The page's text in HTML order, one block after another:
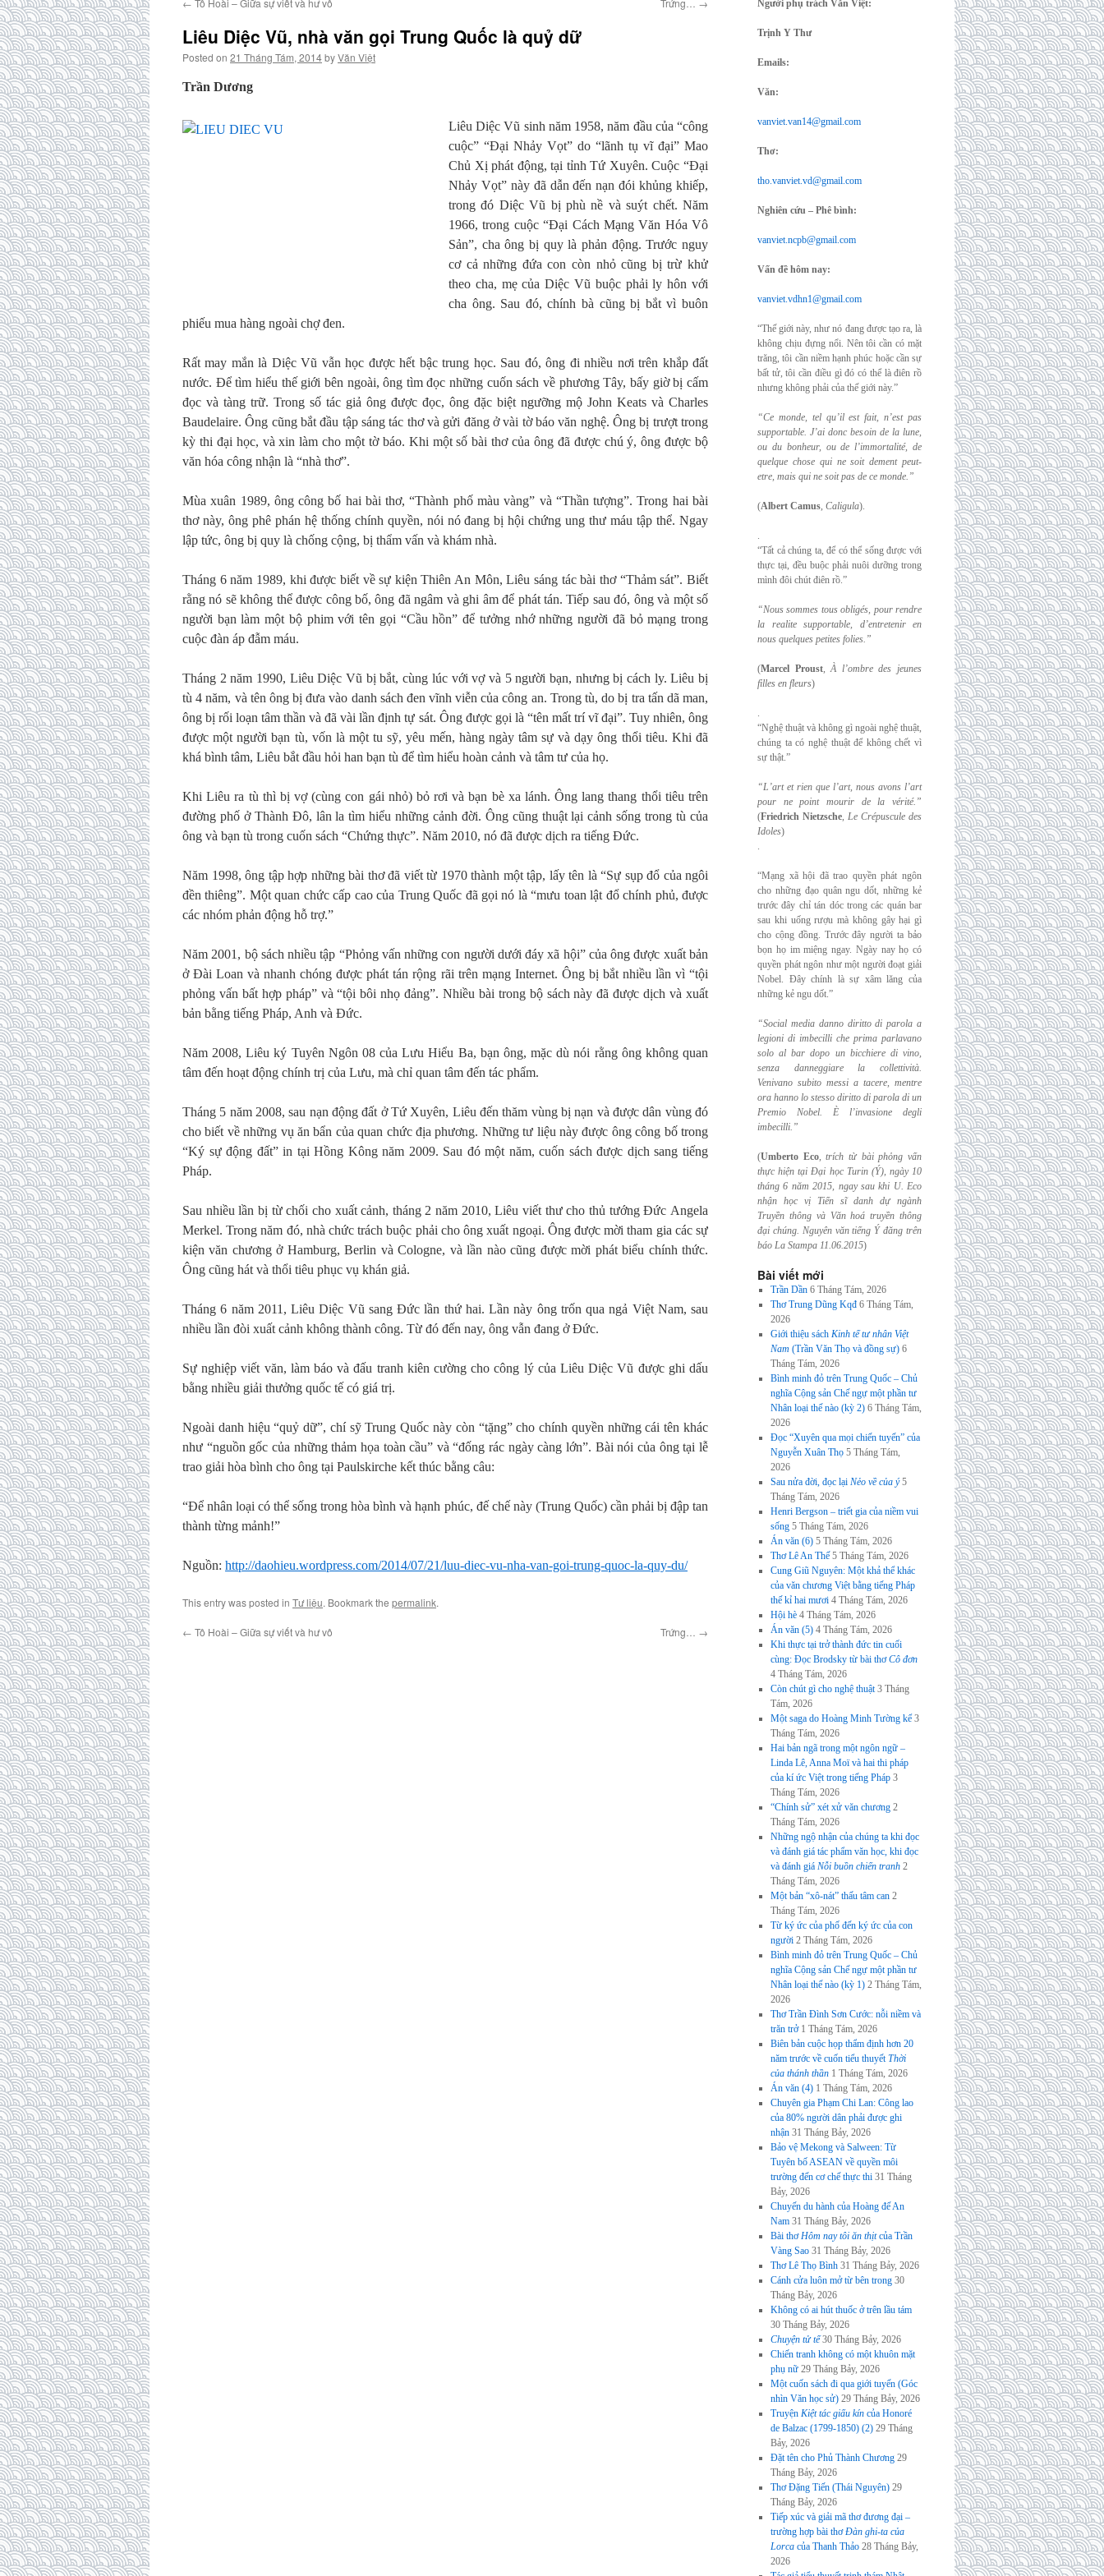
← Tô Hoài – Giữa sự viết và hư vô Trứng… →
Liêu Diệc Vũ, nhà văn gọi Trung Quốc là quỷ dữ
Posted on 21 Tháng Tám, 2014byVăn Việt
Trần Dương
Liêu Diệc Vũ sinh năm 1958, năm đầu của “công
cuộc” “Đại Nhảy Vọt” do “lãnh tụ vĩ đại” Mao
Chủ Xị phát động, tại tỉnh Tứ Xuyên. Cuộc “Đại
Nhảy Vọt” này đã dẫn đến nạn đói khủng khiếp,
trong đó Diệc Vũ bị phù nề và suýt chết. Năm
1966, trong cuộc “Đại Cách Mạng Văn Hóa Vô
Sản”, cha ông bị quy là phản động. Trước nguy
cơ cả những đứa con còn nhỏ cũng bị trừ khử
theo cha, mẹ của Diệc Vũ buộc phải ly hôn với
cha ông. Sau đó, chính bà cũng bị bắt vì buôn
phiếu mua hàng ngoài chợ đen.
Rất may mắn là Diệc Vũ vẫn học được hết bậc trung học. Sau đó, ông đi nhiều nơi trên khắp đất
nước. Để tìm hiểu thế giới bên ngoài, ông tìm đọc những cuốn sách về phương Tây, bấy giờ bị cấm
đọc và tàng trữ. Trong số tác giả ông được đọc, ông đặc biệt ngưỡng mộ John Keats và Charles
Baudelaire. Ông cũng bắt đầu tập sáng tác thơ và gửi đăng ở vài tờ báo văn nghệ. Ông bị trượt trong
kỳ thi đại học, và xin làm cho một tờ báo. Khi một số bài thơ của ông đã được chú ý, ông được bộ
văn hóa công nhận là “nhà thơ”.
Mùa xuân 1989, ông công bố hai bài thơ, “Thành phố màu vàng” và “Thần tượng”. Trong hai bài
thơ này, ông phê phán hệ thống chính quyền, nói nó đang bị hội chứng ung thư máu tập thể. Ngay
lập tức, ông bị quy là chống cộng, bị thẩm vấn và khám nhà.
Tháng 6 năm 1989, khi được biết về sự kiện Thiên An Môn, Liêu sáng tác bài thơ “Thảm sát”. Biết
rằng nó sẽ không thể được công bố, ông đã ngâm và ghi âm để phát tán. Tiếp sau đó, ông và một số
người bạn làm một bộ phim với tên gọi “Cầu hồn” để tưởng nhớ những người đã bỏ mạng trong
cuộc đàn áp đẫm máu.
Tháng 2 năm 1990, Liêu Diệc Vũ bị bắt, cùng lúc với vợ và 5 người bạn, nhưng bị cách ly. Liêu bị
tù 4 năm, và tên ông bị đưa vào danh sách đen vĩnh viễn của công an. Trong tù, do bị tra tấn dã man,
ông bị rối loạn tâm thần và đã vài lần định tự sát. Ông được gọi là “tên mất trí vĩ đại”. Tuy nhiên, ông
được một người bạn tù, vốn là một tu sỹ, yêu mến, hàng ngày tâm sự và dạy ông thổi tiêu. Khi đã
khá bình tâm, Liêu bắt đầu hỏi han bạn tù để tìm hiểu hoàn cảnh và tâm tư của họ.
Khi Liêu ra tù thì bị vợ (cùng con gái nhỏ) bỏ rơi và bạn bè xa lánh. Ông lang thang thổi tiêu trên
đường phố ở Thành Đô, lân la tìm hiểu những cảnh đời. Ông cũng thuật lại cảnh sống trong tù của
ông và bạn tù trong cuốn sách “Chứng thực”. Năm 2010, nó đã được dịch ra tiếng Đức.
Năm 1998, ông tập hợp những bài thơ đã viết từ 1970 thành một tập, lấy tên là “Sự sụp đổ của ngôi
đền thiêng”. Một quan chức cấp cao của Trung Quốc đã gọi nó là “mưu toan lật đổ chính phủ, được
các nhóm phản động hỗ trợ.”
Năm 2001, bộ sách nhiều tập “Phỏng vấn những con người dưới đáy xã hội” của ông được xuất bản
ở Đài Loan và nhanh chóng được phát tán rộng rãi trên mạng Internet. Ông bị bắt nhiều lần vì “tội
phỏng vấn bất hợp pháp” và “tội bôi nhọ đảng”. Nhiều bài trong bộ sách này đã được dịch và xuất
bản bằng tiếng Pháp, Anh và Đức.
Năm 2008, Liêu ký Tuyên Ngôn 08 của Lưu Hiểu Ba, bạn ông, mặc dù nói rằng ông không quan
tâm đến hoạt động chính trị của Lưu, mà chỉ quan tâm đến tác phẩm.
Tháng 5 năm 2008, sau nạn động đất ở Tứ Xuyên, Liêu đến thăm vùng bị nạn và được dân vùng đó
cho biết về những vụ ăn bẩn của quan chức địa phương. Những tư liệu này được ông công bố trong
“Ký sự động đất” in tại Hồng Kông năm 2009. Sau đó một năm, cuốn sách được dịch sang tiếng
Pháp.
Sau nhiều lần bị từ chối cho xuất cảnh, tháng 2 năm 2010, Liêu viết thư cho thủ tướng Đức Angela
Merkel. Trong năm đó, nhà chức trách buộc phải cho ông xuất ngoại. Ông được mời tham gia các sự
kiện văn chương ở Hamburg, Berlin và Cologne, và lần nào cũng được mời phát biểu chính thức.
Ông cũng hát và thổi tiêu phục vụ khán giả.
Tháng 6 năm 2011, Liêu Diệc Vũ sang Đức lần thứ hai. Lần này ông trốn qua ngả Việt Nam, sau
nhiều lần đòi xuất cảnh không thành công. Từ đó đến nay, ông vẫn đang ở Đức.
Sự nghiệp viết văn, làm báo và đấu tranh kiên cường cho công lý của Liêu Diệc Vũ được ghi dấu
bằng nhiều giải thưởng quốc tế có giá trị.
Ngoài danh hiệu “quỷ dữ”, chí sỹ Trung Quốc này còn “tặng” cho chính quyền những cái tên khác
như “nguồn gốc của những thảm họa toàn cầu” và “đống rác ngày càng lớn”. Bài nói của ông tại lễ
trao giải hòa bình cho ông tại Paulskirche kết thúc bằng câu:
“Để nhân loại có thể sống trong hòa bình và hạnh phúc, đế chế này (Trung Quốc) cần phải bị đập tan
thành từng mảnh!”
Nguồn: http://daohieu.wordpress.com/2014/07/21/luu-diec-vu-nha-van-goi-trung-quoc-la-quy-du/
This entry was posted in Tư liệu. Bookmark the permalink.
← Tô Hoài – Giữa sự viết và hư vô Trứng… →
Người phụ trách Văn Việt:
Trịnh Y Thư
Emails:
Văn:
vanviet.van14@gmail.com
Thơ:
tho.vanviet.vd@gmail.com
Nghiên cứu – Phê bình:
vanviet.ncpb@gmail.com
Vấn đề hôm nay:
vanviet.vdhn1@gmail.com
“Thế giới này, như nó đang được tạo ra, là
không chịu đựng nổi. Nên tôi cần có mặt
trăng, tôi cần niềm hạnh phúc hoặc cần sự
bất tử, tôi cần điều gì đó có thể là điên rồ
nhưng không phải của thế giới này.”
“Ce monde, tel qu’il est fait, n’est pas
supportable. J’ai donc besoin de la lune,
ou du bonheur, ou de l’immortalité, de
quelque chose qui ne soit dement peut-
etre, mais qui ne soit pas de ce monde.”
(Albert Camus, Caligula).
.
“Tất cả chúng ta, để có thể sống được với
thực tại, đều buộc phải nuôi dưỡng trong
mình đôi chút điên rồ.”
“Nous sommes tous obligés, pour rendre
la realite supportable, d’entretenir en
nous quelques petites folies.”
(Marcel Proust,À l’ombre des jeunes
filles en fleurs)
.
“Nghệ thuật và không gì ngoài nghệ thuật,
chúng ta có nghệ thuật để không chết vì
sự thật.”
“L’art et rien que l’art, nous avons l’art
pour ne point mourir de la vérité.”
(Friedrich Nietzsche, Le Crépuscule des
Idoles)
.
“Mạng xã hội đã trao quyền phát ngôn
cho những đạo quân ngu dốt, những kẻ
trước đây chỉ tán dóc trong các quán bar
sau khi uống rượu mà không gây hại gì
cho cộng đồng. Trước đây người ta bảo
bọn họ im miệng ngay. Ngày nay họ có
quyền phát ngôn như một người đoạt giải
Nobel. Đây chính là sự xâm lăng của
những kẻ ngu dốt.”
“Social media danno diritto di parola a
legioni di imbecilli che prima parlavano
solo albar dopo un bicchiere di vino,
senza danneggiare la collettività.
Venivano subito messi a tacere, mentre
ora hanno lo stesso diritto di parola di un
Premio Nobel. È l’invasione degli
imbecilli.”
(Umberto Eco,trích từ bài phỏng vấn
thực hiện tại Đại học Turin (Ý), ngày 10
tháng 6 năm 2015, ngay sau khi U. Eco
nhận học vị Tiến sĩ danh dự ngành
Truyền thông và Văn hoá truyền thông
đại chúng. Nguyên văn tiếng Ý đăng trên
báo La Stampa 11.06.2015)
Bài viết mới
Trần Dần 6 Tháng Tám, 2026
Thơ Trung Dũng Kqđ 6 Tháng Tám,
2026
Giới thiệu sách Kinh tế tư nhân Việt
Nam (Trần Văn Thọ và đồng sự) 6
Tháng Tám, 2026
Bình minh đỏ trên Trung Quốc – Chủ
nghĩa Cộng sản Chế ngự một phần tư
Nhân loại thế nào (kỳ 2) 6 Tháng Tám,
2026
Đọc “Xuyên qua mọi chiến tuyến” của
Nguyễn Xuân Thọ 5 Tháng Tám,
2026
Sau nửa đời, đọc lại Nẻo về của ý 5
Tháng Tám, 2026
Henri Bergson – triết gia của niềm vui
sống 5 Tháng Tám, 2026
Án văn (6) 5 Tháng Tám, 2026
Thơ Lê An Thế 5 Tháng Tám, 2026
Cung Giũ Nguyên: Một khả thể khác
của văn chương Việt bằng tiếng Pháp
thế kỉ hai mươi 4 Tháng Tám, 2026
Hội hè 4 Tháng Tám, 2026
Án văn (5) 4 Tháng Tám, 2026
Khi thực tại trở thành đức tin cuối
cùng: Đọc Brodsky từ bài thơCô đơn
4 Tháng Tám, 2026
Còn chút gì cho nghệ thuật 3 Tháng
Tám, 2026
Một saga do Hoàng Minh Tường kể 3
Tháng Tám, 2026
Hai bản ngã trong một ngôn ngữ –
Linda Lê, Anna Moï và hai thi pháp
của kí ức Việt trong tiếng Pháp 3
Tháng Tám, 2026
“Chính sử” xét xử văn chương 2
Tháng Tám, 2026
Những ngộ nhận của chúng ta khi đọc
và đánh giá tác phẩm văn học, khi đọc
và đánh giá Nỗi buồn chiến tranh 2
Tháng Tám, 2026
Một bản “xô-nát” thấu tâm can 2
Tháng Tám, 2026
Từ ký ức của phố đến ký ức của con
người 2 Tháng Tám, 2026
Bình minh đỏ trên Trung Quốc – Chủ
nghĩa Cộng sản Chế ngự một phần tư
Nhân loại thế nào (kỳ 1) 2 Tháng Tám,
2026
Thơ Trần Đình Sơn Cước: nỗi niềm và
trăn trở 1 Tháng Tám, 2026
Biên bản cuộc họp thẩm định hơn 20
năm trước về cuốn tiểu thuyếtThời
của thánh thần 1 Tháng Tám, 2026
Án văn (4) 1 Tháng Tám, 2026
Chuyên gia Phạm Chi Lan: Công lao
của 80% người dân phải được ghi
nhận 31 Tháng Bảy, 2026
Bảo vệ Mekong và Salween: Từ
Tuyên bố ASEAN về quyền môi
trường đến cơ chế thực thi 31 Tháng
Bảy, 2026
Chuyến du hành của Hoàng đế An
Nam 31 Tháng Bảy, 2026
Bài thơHôm nay tôi ăn thịtcủa Trần
Vàng Sao 31 Tháng Bảy, 2026
Thơ Lê Thọ Bình 31 Tháng Bảy, 2026
Cánh cửa luôn mở từ bên trong 30
Tháng Bảy, 2026
Không có ai hút thuốc ở trên lầu tám
30 Tháng Bảy, 2026
Chuyện tử tế 30 Tháng Bảy, 2026
Chiến tranh không có một khuôn mặt
phụ nữ 29 Tháng Bảy, 2026
Một cuốn sách đi qua giới tuyến (Góc
nhìn Văn học sử) 29 Tháng Bảy, 2026
Truyện Kiệt tác giấu kíncủa Honoré
de Balzac (1799-1850) (2) 29 Tháng
Bảy, 2026
Đặt tên cho Phủ Thành Chương 29
Tháng Bảy, 2026
Thơ Đặng Tiến (Thái Nguyên) 29
Tháng Bảy, 2026
Tiếp xúc và giải mã thơ đương đại –
trường hợp bài thơĐàn ghi-ta của
Lorcacủa Thanh Thảo 28 Tháng Bảy,
2026